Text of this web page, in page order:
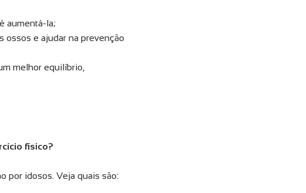
aumentá-la;
ossos e ajudar na prevenção
melhor equilíbrio,
físico?
por idosos. Veja quais são: